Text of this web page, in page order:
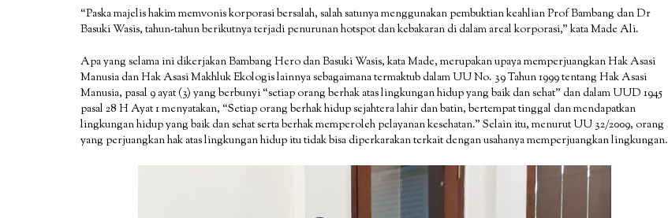
“Paska majelis hakim memvonis korporasi bersalah, salah satunya menggunakan pembuktian keahlian Prof Bambang dan Dr
Basuki Wasis, tahun-tahun berikutnya terjadi penurunan hotspot dan kebakaran di dalam areal korporasi,” kata Made Ali.
Apa yang selama ini dikerjakan Bambang Hero dan Basuki Wasis, kata Made, merupakan upaya memperjuangkan Hak Asasi
Manusia dan Hak Asasi Makhluk Ekologis lainnya sebagaimana termaktub dalam UU No. 39 Tahun 1999 tentang Hak Asasi
Manusia, pasal 9 ayat (3) yang berbunyi “setiap orang berhak atas lingkungan hidup yang baik dan sehat” dan dalam UUD 1945
pasal 28 H Ayat 1 menyatakan, “Setiap orang berhak hidup sejahtera lahir dan batin, bertempat tinggal dan mendapatkan
lingkungan hidup yang baik dan sehat serta berhak memperoleh pelayanan kesehatan.” Selain itu, menurut UU 32/2009, orang
yang perjuangkan hak atas lingkungan hidup itu tidak bisa diperkarakan terkait dengan usahanya memperjuangkan lingkungan.